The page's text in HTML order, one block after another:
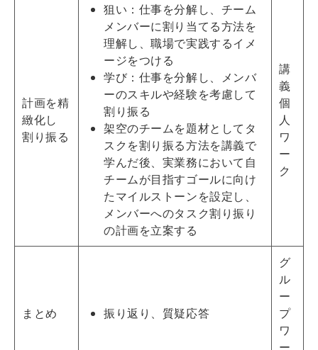
計画を精
緻化し
割り振る
狙い：仕事を分解し、チーム
メンバーに割り当てる方法を
理解し、職場で実践するイメ
ージをつける
学び：仕事を分解し、メンバ
ーのスキルや経験を考慮して
割り振る
架空のチームを題材としてタ
スクを割り振る方法を講義で
学んだ後、実業務において自
チームが目指すゴールに向け
たマイルストーンを設定し、
メンバーへのタスク割り振り
の計画を立案する
講
義
個
人
ワ
ー
ク
まとめ 振り返り、質疑応答
グ
ル
ー
プ
ワ
ー